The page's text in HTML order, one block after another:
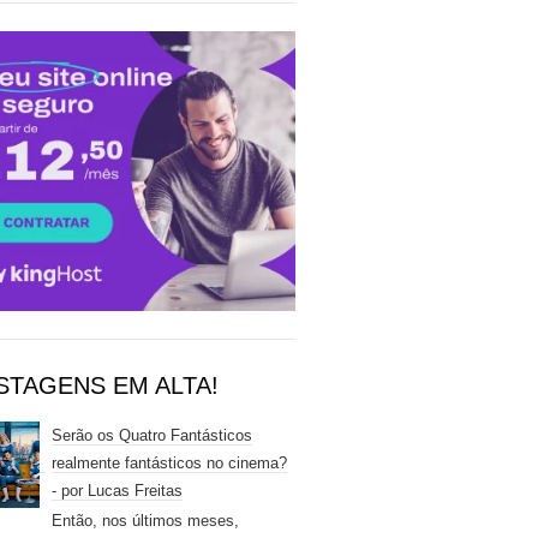
EM ALTA!
Serão os Quatro Fantásticos
realmente fantásticos no cinema?
- por Lucas Freitas
Então, nos últimos meses,